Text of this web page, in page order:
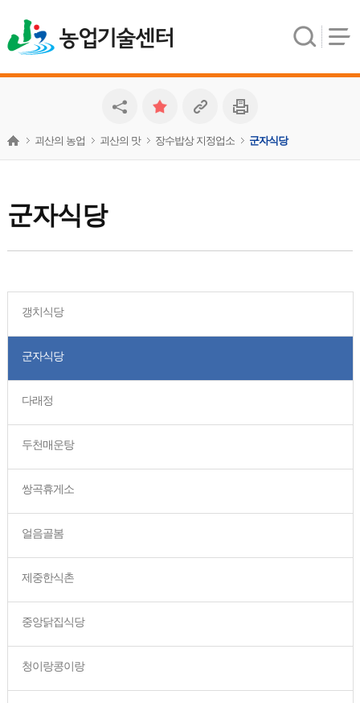
농업기술센터
군자식당
괴산의 농업 괴산의 맛 장수밥상 지정업소 군자식당
갱치식당
군자식당
다래정
두천매운탕
쌍곡휴게소
얼음골봄
제중한식촌
중앙닭집식당
청이랑콩이랑